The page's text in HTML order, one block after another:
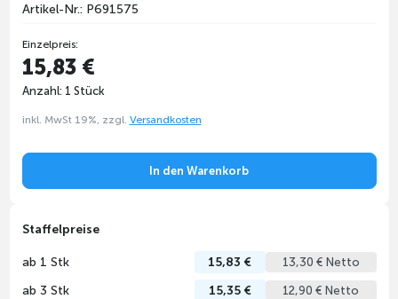
Artikel-Nr.: P691575
Einzelpreis:
15,83 €
Anzahl: 1 Stück
inkl. MwSt 19%, zzgl. Versandkosten
In den Warenkorb
Staffelpreise
ab 1 Stk 15,83 € 13,30 € Netto
ab 3 Stk 15,35 € 12,90 € Netto